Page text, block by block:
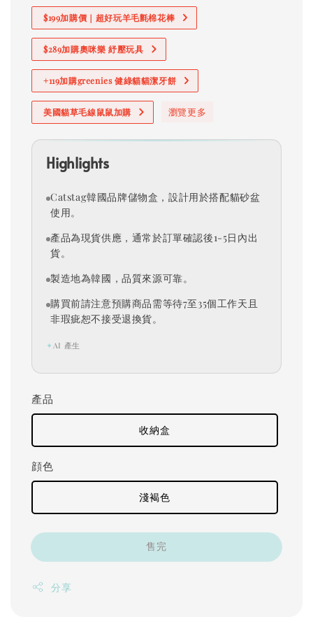
$199加購價｜超好玩羊毛氈棉花棒
$289加購奧咪樂 紓壓玩具
+119加購greenies 健綠貓貓潔牙餅
美國貓草毛線鼠鼠加購 瀏覽更多
Highlights
Catstag韓國品牌儲物盒，設計用於搭配貓砂盆
使用。
產品為現貨供應，通常於訂單確認後1-5日內出
貨。
製造地為韓國，品質來源可靠。
購買前請注意預購商品需等待7至35個工作天且
非瑕疵恕不接受退換貨。
✦ AI 產生
產品
收納盒
顔色
淺褐色
售完
分享